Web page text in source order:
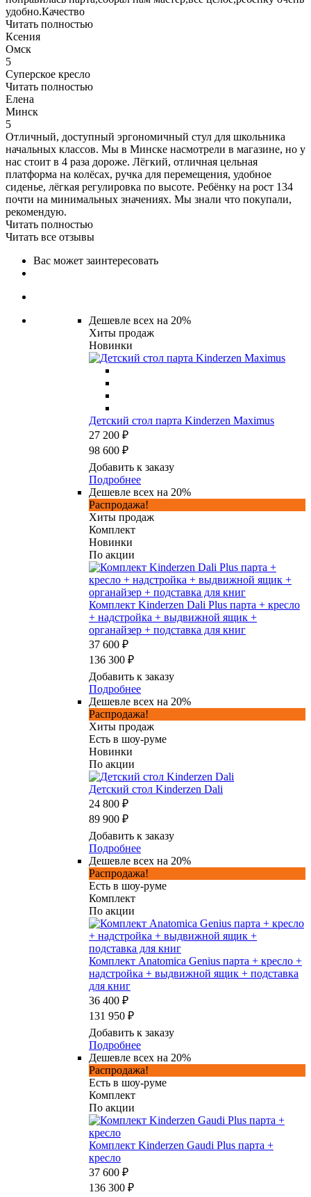
удобно.Качество
Читать полностью
Ксения
Омск
5
Суперское кресло
Читать полностью
Елена
Минск
5
Отличный, доступный эргономичный стул для школьника
начальных классов. Мы в Минске насмотрели в магазине, но у
нас стоит в 4 раза дороже. Лёгкий, отличная цельная
платформа на колёсах, ручка для перемещения, удобное
сиденье, лёгкая регулировка по высоте. Ребёнку на рост 134
почти на минимальных значениях. Мы знали что покупали,
рекомендую.
Читать полностью
Читать все отзывы
Вас может заинтересовать
Дешевле всех на 20%
Хиты продаж
Новинки
Детский стол парта Kinderzen Maximus
27 200 ₽
98 600 ₽
Добавить к заказу
Подробнее
Дешевле всех на 20%
Распродажа!
Хиты продаж
Комплект
Новинки
По акции
Комплект Kinderzen Dali Plus парта + кресло
+ надстройка + выдвижной ящик +
органайзер + подставка для книг
37 600 ₽
136 300 ₽
Добавить к заказу
Подробнее
Дешевле всех на 20%
Распродажа!
Хиты продаж
Есть в шоу-руме
Новинки
По акции
Детский стол Kinderzen Dali
24 800 ₽
89 900 ₽
Добавить к заказу
Подробнее
Дешевле всех на 20%
Распродажа!
Есть в шоу-руме
Комплект
По акции
Комплект Anatomica Genius парта + кресло +
надстройка + выдвижной ящик + подставка
для книг
36 400 ₽
131 950 ₽
Добавить к заказу
Подробнее
Дешевле всех на 20%
Распродажа!
Есть в шоу-руме
Комплект
По акции
Комплект Kinderzen Gaudi Plus парта +
кресло
37 600 ₽
136 300 ₽